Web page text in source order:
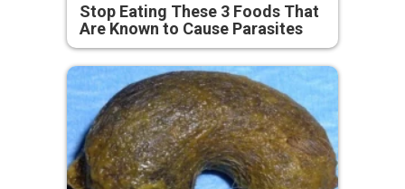
Stop Eating These 3 Foods That
Are Known to Cause Parasites